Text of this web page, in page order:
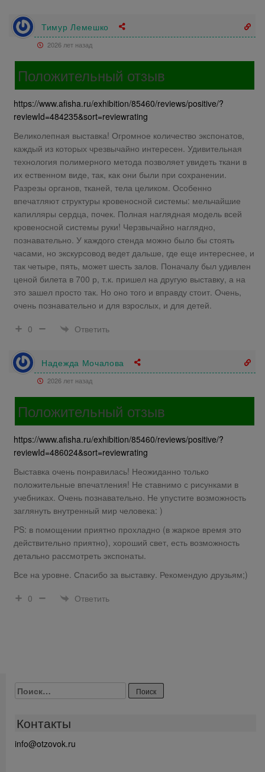
Тимур Лемешко
2026 лет назад
Положительный отзыв
https://www.afisha.ru/exhibition/85460/reviews/positive/?
reviewId=484235&sort=reviewrating
Великолепная выставка! Огромное количество экспонатов,
каждый из которых чрезвычайно интересен. Удивительная
технология полимерного метода позволяет увидеть ткани в
их ественном виде, так, как они были при сохранении.
Разрезы органов, тканей, тела целиком. Особенно
впечатляют структуры кровеносной системы: мельчайшие
капилляры сердца, почек. Полная наглядная модель всей
кровеносной системы руки! Черзвычайно наглядно,
познавательно. У каждого стенда можно было бы стоять
часами, но экскурсовод ведет дальше, где еще интереснее, и
так четыре, пять, может шесть залов. Поначалу был удивлен
ценой билета в 700 р, т.к. пришел на другую выставку, а на
это зашел просто так. Но оно того и вправду стоит. Очень,
очень познавательно и для взрослых, и для детей.
0
Ответить
Надежда Мочалова
2026 лет назад
Положительный отзыв
https://www.afisha.ru/exhibition/85460/reviews/positive/?
reviewId=486024&sort=reviewrating
Выставка очень понравилась! Неожиданно только
положительные впечатления! Не ставнимо с рисунками в
учебниках. Очень познавательно. Не упустите возможность
заглянуть внутренный мир человека: )
PS: в помощении приятно прохладно (в жаркое время это
действительно приятно), хороший свет, есть возможность
детально рассмотреть экспонаты.
Все на уровне. Спасибо за выставку. Рекомендую друзьям;)
0
Ответить
Найти:
Контакты
info@otzovok.ru